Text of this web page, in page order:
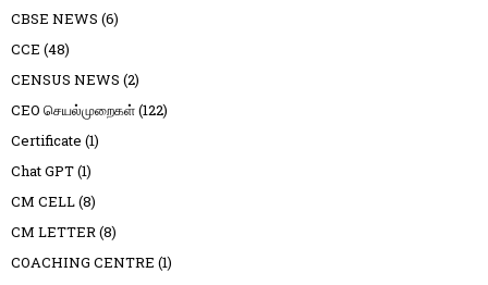
CBSE NEWS (6)
CCE (48)
CENSUS NEWS (2)
CEO செயல்முறைகள்(122)
Certificate (1)
Chat GPT(1)
CM CELL(8)
CM LETTER(8)
COACHING CENTRE (1)